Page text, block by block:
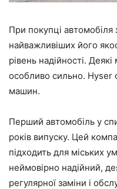
При покупці
найважливіших його
рівень надійності.
особливо сильно. Hyser
машин.
Перший автомобіль у
років випуску. Цей
підходить для міських
неймовірно надійний,
регулярної заміни і